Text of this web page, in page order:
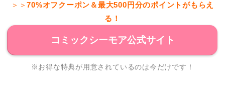
＞＞70%オフクーポン＆最大500円分のポイントがもらえ
る！
コミックシーモア公式サイト
※お得な特典が用意されているのは今だけです！